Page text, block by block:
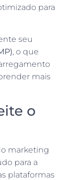
para
seu
, o que
mais
o
marketing
para a
plataformas